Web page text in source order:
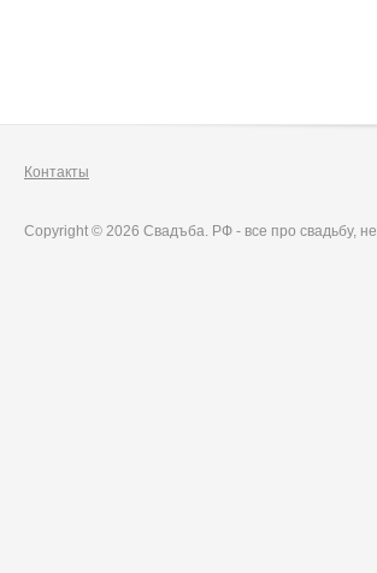
Контакты
Copyright © 2026 Свадъба. РФ - все про свадьбу,